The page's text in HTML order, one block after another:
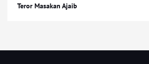
Teror Masakan Ajaib